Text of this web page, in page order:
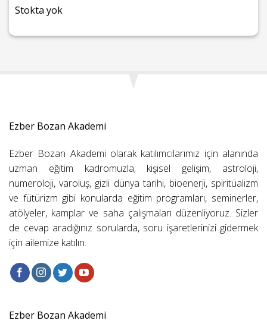
Stokta yok
Ezber Bozan Akademi
Ezber Bozan Akademi olarak katılımcılarımız için alanında
uzman eğitim kadromuzla; kişisel gelişim, astroloji,
numeroloji, varoluş, gizli dünya tarihi, bioenerji, spiritüalizm
ve fütürizm gibi konularda eğitim programları, seminerler,
atölyeler, kamplar ve saha çalışmaları düzenliyoruz. Sizler
de cevap aradığınız sorularda, soru işaretlerinizi gidermek
için ailemize katılın.
Ezber Bozan Akademi